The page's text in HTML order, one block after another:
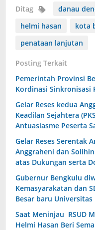
Ditag danau
helmi hasan
kota
penataan lanjutan
Posting Terkait
Pemerintah Provinsi
Kordinasi Sinkronisasi
Gelar Reses kedua
Keadilan Sejahtera
Antuasiasme Peserta
Gelar Reses Serentak
Anggraheni dan
atas Dukungan serta
Gubernur Bengkulu
Kemasyarakatan dan
Besar baru Universitas
Saat Meninjau RSUD
Helmi Hasan Beri